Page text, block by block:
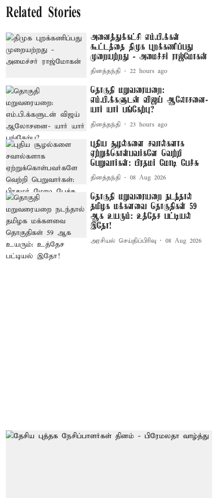
Related Stories
அனைத்துக்கட்சி எம்.பி.க்கள்
கூட்டத்தை திமுக புறக்கணிப்பது
முறையற்றது - அமைச்சர் ராஜ்மோகன்
தினத்தந்தி 22 hours ago
தொகுதி மறுவரையறை:
எம்.பி.க்களுடன் விஜய் ஆலோசனை-
யார் யார் பங்கேற்பு?
தினத்தந்தி 23 hours ago
புதிய சூழல்களை சவால்களாக
ஏற்றுக்கொள்பவர்களே வெற்றி
பெறுவார்கள்: பிரதமர் மோடி பேச்சு
தினத்தந்தி 08 Aug 2026
தொகுதி மறுவரையறை நடந்தால்
தமிழக மக்களவை தொகுதிகள் 59
ஆக உயரும்: உத்தேச பட்டியல்
இதோ!
அரசியல் செய்திப்பிரிவு 08 Aug 2026